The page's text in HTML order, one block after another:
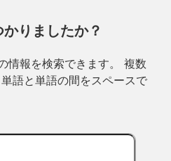
りましたか？
情報を検索できます。 複数
語と単語の間をスペースで